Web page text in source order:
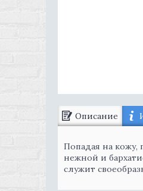
Описание
Попадая на кожу,
нежной и
служит